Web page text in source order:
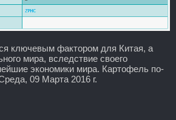
ключевым фактором для Китая, а
мира, вследствие своего
экономики мира. Картофель по-
09 Марта 2016 г.